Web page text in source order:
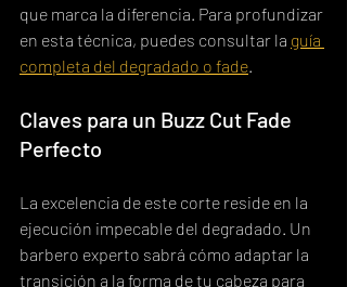
que marca la diferencia. Para profundizar
en esta técnica, puedes consultar la guía
completa del degradado o fade.
Claves para un Buzz Cut Fade
Perfecto
La excelencia de este corte reside en la
ejecución impecable del degradado. Un
barbero experto sabrá cómo adaptar la
transición a la forma de tu cabeza para